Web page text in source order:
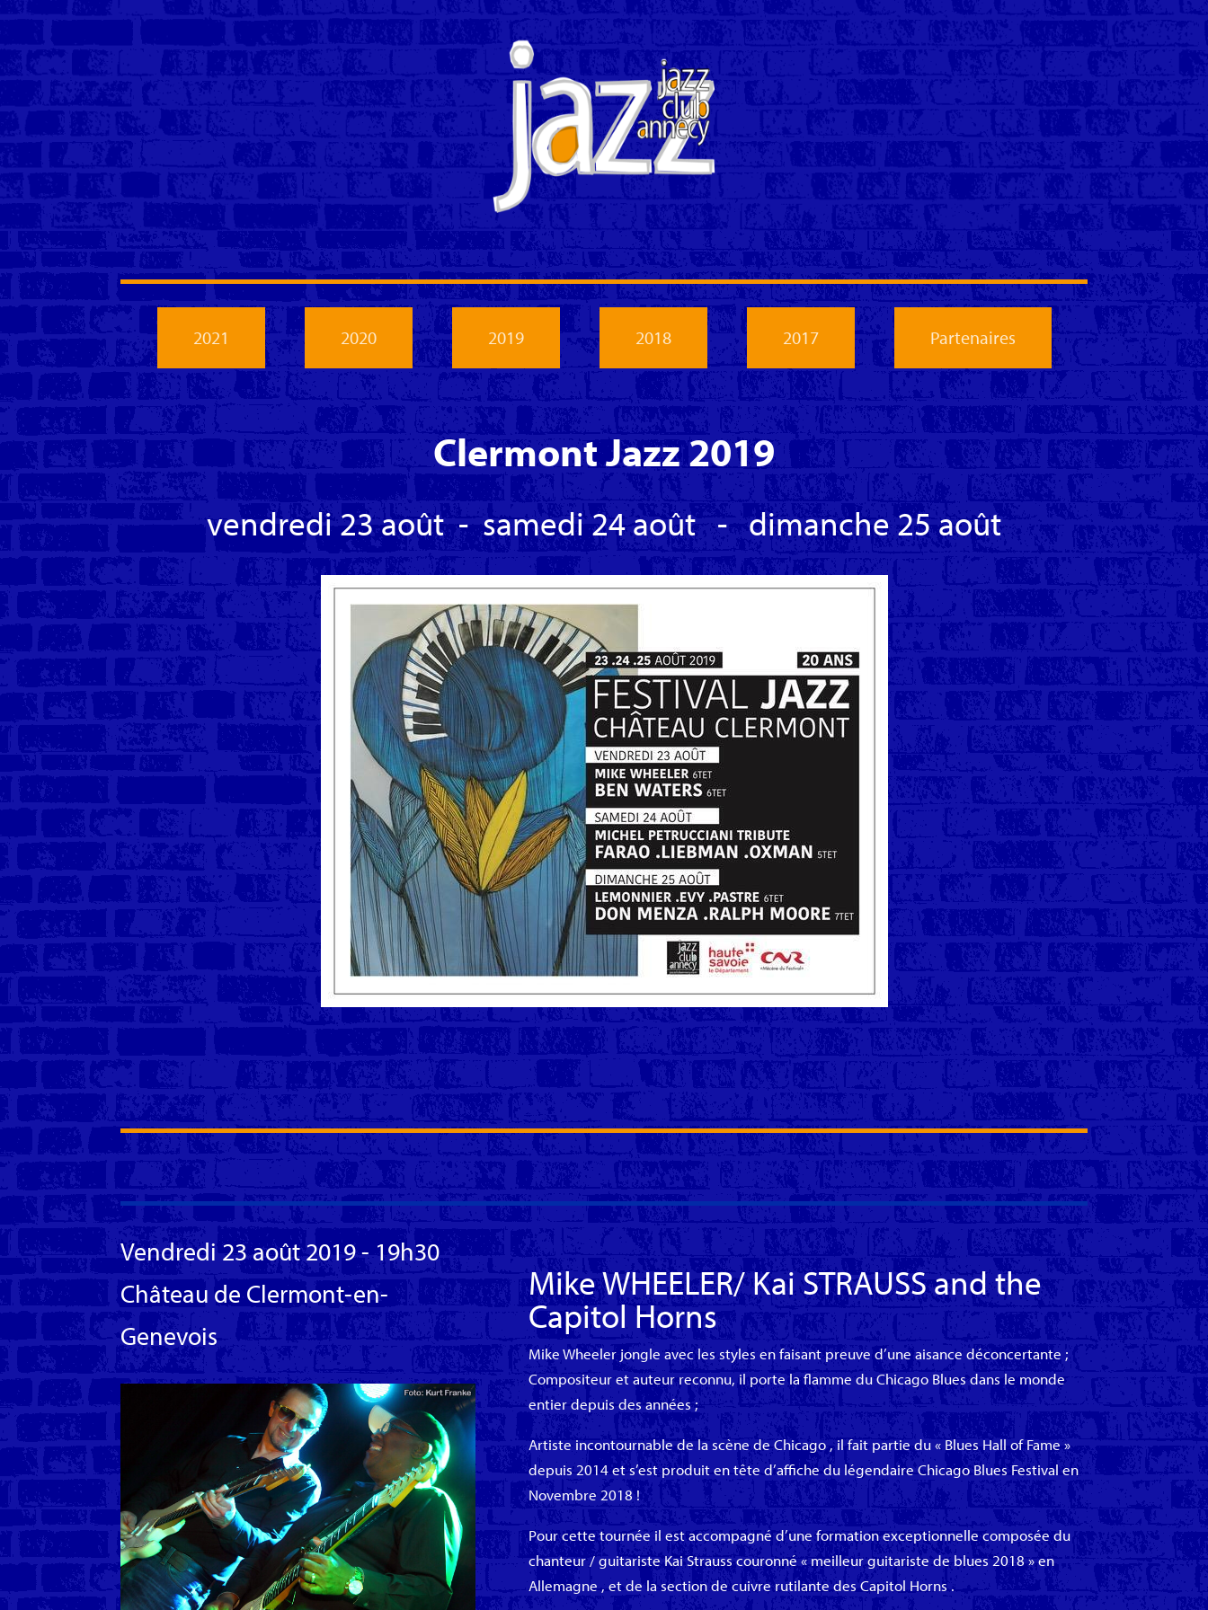
2021 2020 2019 2018 2017 Partenaires
Clermont Jazz 2019
vendredi 23 août - samedi 24 août - dimanche 25 août
Vendredi 23 août 2019 - 19h30
Château de Clermont-en-
Genevois
Mike WHEELER/ Kai STRAUSS and the
Capitol Horns
Mike Wheeler jongle avec les styles en faisant preuve d’une aisance déconcertante ;
Compositeur et auteur reconnu, il porte la flamme du Chicago Blues dans le monde
entier depuis des années ;
Artiste incontournable de la scène de Chicago , il fait partie du « Blues Hall of Fame »
depuis 2014 et s’est produit en tête d’affiche du légendaire Chicago Blues Festival en
Novembre 2018 !
Pour cette tournée il est accompagné d’une formation exceptionnelle composée du
chanteur / guitariste Kai Strauss couronné « meilleur guitariste de blues 2018 » en
Allemagne , et de la section de cuivre rutilante des Capitol Horns .